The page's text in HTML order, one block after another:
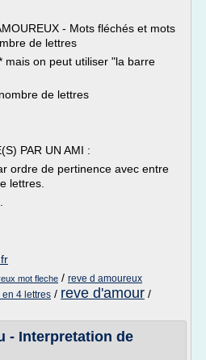
- Mots fléchés et mots
de lettres
mais on peut utiliser "la barre
de lettres
PAR UN AMI :
ordre de pertinence avec entre
lettres.
mot fleche / reve d amoureux
4 lettres / reve d'amour /
- Interpretation de